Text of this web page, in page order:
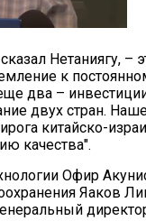
Нетаниягу, –
к
два –
двух стран.
китайско-
качества".
Офир
Яаков